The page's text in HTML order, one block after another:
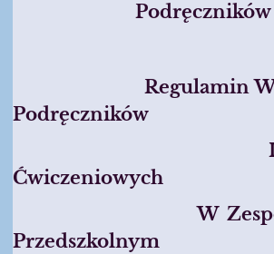
Podręczników
Regulamin
Podręczników
I
Ćwiczeniowych
W Zespole
Przedszkolnym